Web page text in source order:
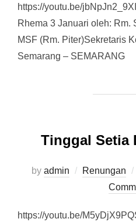
https://youtu.be/
Rhema 3 Januari oleh: Rm.
MSF (Rm. Piter)Sekretaris
Semarang – SEMARANG
Tinggal Setia
by admin Renungan
https://youtu.be/